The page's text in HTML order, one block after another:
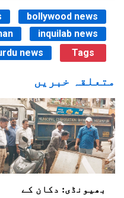
bollywood news
inquilab news
news
Tags
متعلقہ خبریں
بھیونڈی: دکان کے